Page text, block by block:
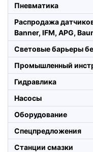
Пневматика
Распродажа
Banner, IFM, APG,
Световые барьеры
Промышленный
Гидравлика
Насосы
Оборудование
Спецпредложения
Станции смазки